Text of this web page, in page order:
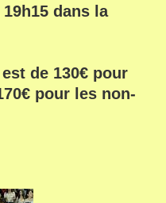
19h15 dans la
de 130€ pour
pour les non-